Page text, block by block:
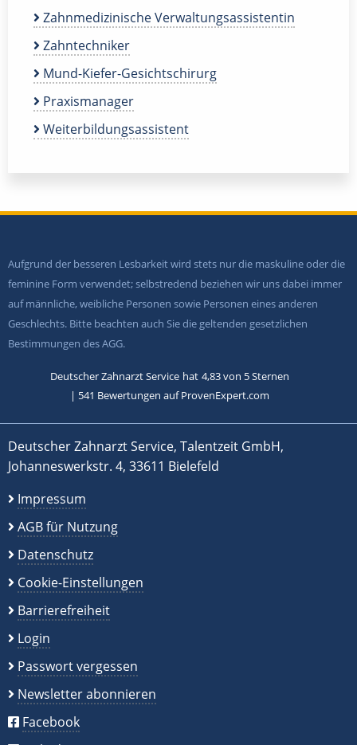
Zahnmedizinische Verwaltungsassistentin
Zahntechniker
Mund-Kiefer-Gesichtschirurg
Praxismanager
Weiterbildungsassistent
Aufgrund der besseren Lesbarkeit wird stets nur die maskuline oder die
feminine Form verwendet; selbstredend beziehen wir uns dabei immer
auf männliche, weibliche Personen sowie Personen eines anderen
Geschlechts. Bitte beachten auch Sie die geltenden gesetzlichen
Bestimmungen des AGG.
Deutscher Zahnarzt Service hat 4,83von 5Sternen
| 541 Bewertungen auf ProvenExpert.com
Deutscher Zahnarzt Service, Talentzeit GmbH,
Johanneswerkstr. 4, 33611 Bielefeld
Impressum
AGB für Nutzung
Datenschutz
Cookie-Einstellungen
Barrierefreiheit
Login
Passwort vergessen
Newsletter abonnieren
Facebook